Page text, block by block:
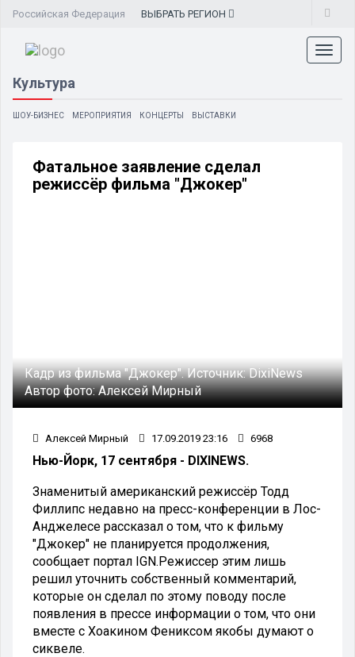
Российская Федерация ВЫБРАТЬ РЕГИОН
Культура
ШОУ-БИЗНЕС МЕРОПРИЯТИЯ КОНЦЕРТЫ ВЫСТАВКИ
Фатальное заявление сделал
режиссёр фильма "Джокер"
Кадр из фильма "Джокер".Источник:DixiNews
Автор фото:Алексей Мирный
Алексей Мирный 17.09.2019 23:16 6968
Нью-Йорк, 17 сентября - DIXINEWS.
Знаменитый американский режиссёр Тодд
Филлипс недавно на пресс-конференции в Лос-
Анджелесе рассказал о том, что к фильму
"Джокер" не планируется продолжения,
сообщает портал IGN.Режиссер этим лишь
решил уточнить собственный комментарий,
которые он сделал по этому поводу после
появления в прессе информации о том, что они
вместе с Хоакином Фениксом якобы думают о
сиквеле.